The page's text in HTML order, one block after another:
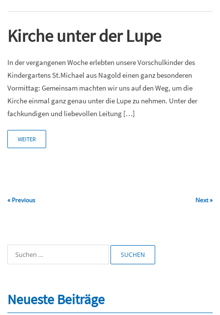
Kirche unter der Lupe
In der vergangenen Woche erlebten unsere Vorschulkinder des
Kindergartens St.Michael aus Nagold einen ganz besonderen
Vormittag: Gemeinsam machten wir uns auf den Weg, um die
Kirche einmal ganz genau unter die Lupe zu nehmen. Unter der
fachkundigen und liebevollen Leitung […]
WEITER
« Previous Next »
nach:
Neueste Beiträge